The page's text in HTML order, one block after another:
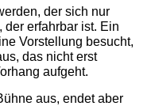
der sich nur
der erfahrbar ist. Ein
Vorstellung besucht,
das nicht erst
aufgeht.
aus, endet aber